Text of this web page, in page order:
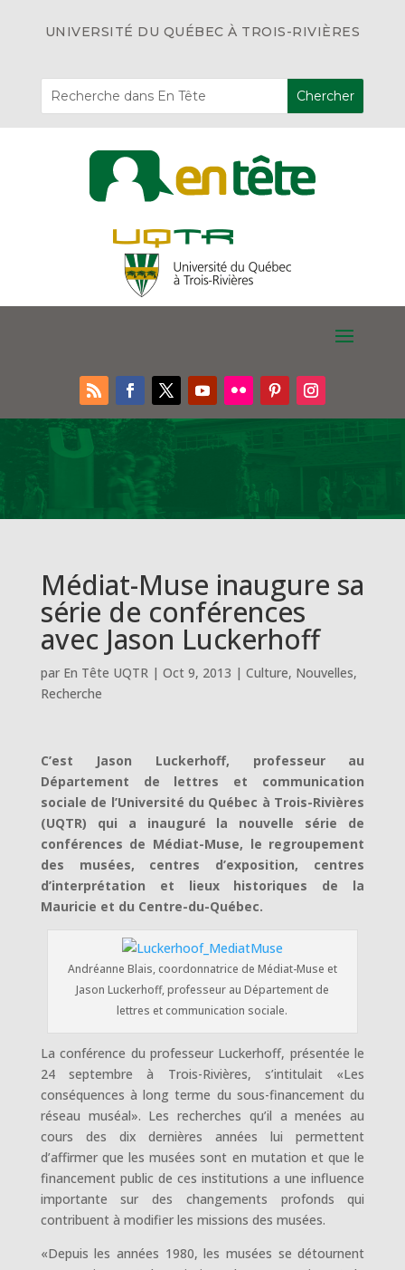
UNIVERSITÉ DU QUÉBEC À TROIS-RIVIÈRES
Médiat-Muse inaugure sa
série de conférences
avec Jason Luckerhoff
par En Tête UQTR| Oct 9, 2013 | Culture, Nouvelles,
Recherche
C’est Jason Luckerhoff, professeur au
Département de lettres et communication
sociale de l’Université du Québec à Trois-Rivières
(UQTR) qui a inauguré la nouvelle série de
conférences de Médiat-Muse, le regroupement
des musées, centres d’exposition, centres
d’interprétation et lieux historiques de la
Mauricie et du Centre-du-Québec.
Andréanne Blais, coordonnatrice de Médiat-Muse et
Jason Luckerhoff, professeur au Département de
lettres et communication sociale.
La conférence du professeur Luckerhoff, présentée le
24 septembre à Trois-Rivières, s’intitulait «Les
conséquences à long terme du sous-financement du
réseau muséal». Les recherches qu’il a menées au
cours des dix dernières années lui permettent
d’affirmer que les musées sont en mutation et que le
financement public de ces institutions a une influence
importante sur des changements profonds qui
contribuent à modifier les missions des musées.
«Depuis les années 1980, les musées se détournent